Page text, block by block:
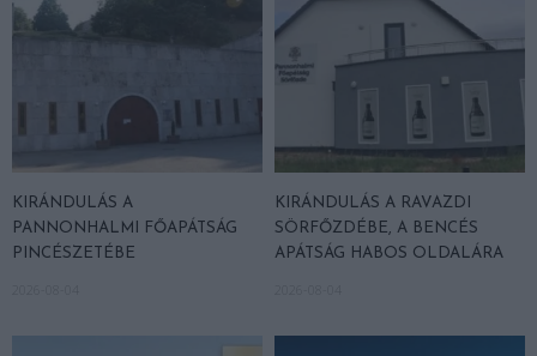
KIRÁNDULÁS A
PANNONHALMI FŐAPÁTSÁG
PINCÉSZETÉBE
KIRÁNDULÁS A RAVAZDI
SÖRFŐZDÉBE, A BENCÉS
APÁTSÁG HABOS OLDALÁRA